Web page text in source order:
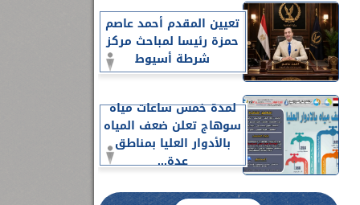
تعيين المقدم أحمد عاصم
حمزة رئيسا لمباحث مركز
شرطة أسيوط
لمدة خمس ساعات مياه
سوهاج تعلن ضعف المياه
بالأدوار العليا بمناطق
عدة...